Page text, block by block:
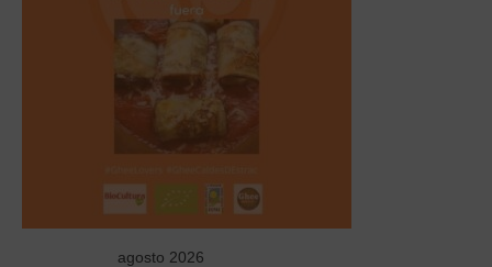
Tienda virtual
agosto 2026